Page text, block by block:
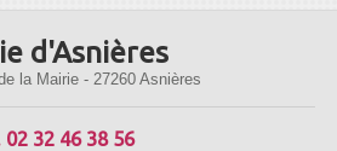
d'Asnières
la Mairie - 27260 Asnières
02 32 46 38 56